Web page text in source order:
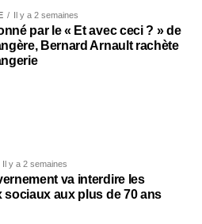
Il y a 2 semaines
par le « Et avec ceci ? » de
Bernard Arnault rachète
Il y a 2 semaines
va interdire les
sociaux aux plus de 70 ans